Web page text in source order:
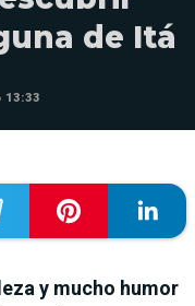
de Itá
13:33
y mucho humor